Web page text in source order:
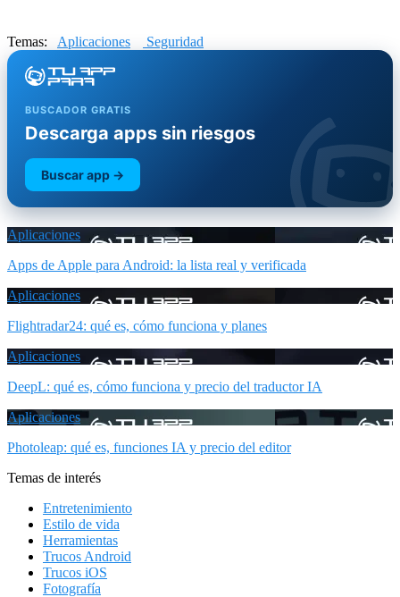
Temas: Aplicaciones Seguridad
BUSCADOR GRATIS
Descarga apps sin riesgos
Buscar app →
Aplicaciones
Apps de Apple para Android: la lista real y verificada
Aplicaciones
Flightradar24: qué es, cómo funciona y planes
Aplicaciones
DeepL: qué es, cómo funciona y precio del traductor IA
Aplicaciones
Photoleap: qué es, funciones IA y precio del editor
Temas de interés
Entretenimiento
Estilo de vida
Herramientas
Trucos Android
Trucos iOS
Fotografía